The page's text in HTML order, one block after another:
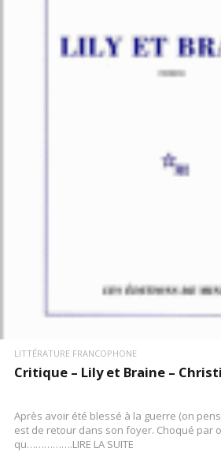
LITTÉRATURE FRANCOPHONE
Critique – Lily et Braine –
Après avoir été blessé à la guerre (on
est de retour dans son foyer. Choqué par
qu…………….LIRE LA SUITE